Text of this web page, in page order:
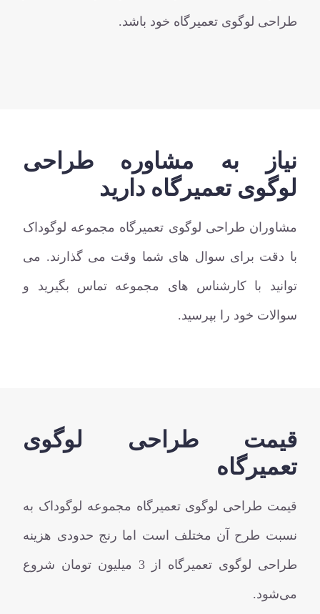
طراحی لوگوی تعمیرگاه خود باشد.
نیاز به مشاوره طراحی
لوگوی تعمیرگاه دارید
مشاوران طراحی لوگوی تعمیرگاه مجموعه لوگوداک
با دقت برای سوال های شما وقت می گذارند. می
توانید با کارشناس های مجموعه تماس بگیرید و
سوالات خود را بپرسید.
قیمت طراحی لوگوی
تعمیرگاه
قیمت طراحی لوگوی تعمیرگاه مجموعه لوگوداک به
نسبت طرح آن مختلف است اما رنج حدودی هزینه
طراحی لوگوی تعمیرگاه از 3 میلیون تومان شروع
می‌شود.